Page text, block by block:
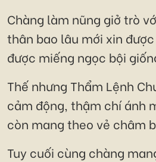
Chàng làm nũng giở trò
thân bao lâu mới xin
được miếng ngọc bội
Thế nhưng Thẩm Lệnh
cảm động, thậm chí ánh
còn mang theo vẻ châm
Tuy cuối cùng chàng